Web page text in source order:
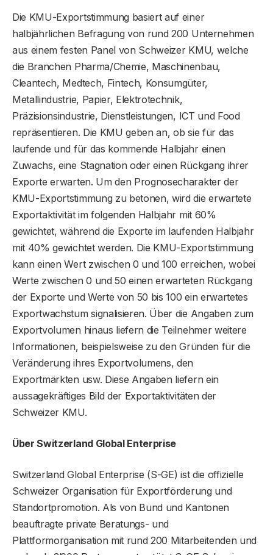
Die KMU-Exportstimmung basiert auf einer
halbjährlichen Befragung von rund 200 Unternehmen
aus einem festen Panel von Schweizer KMU, welche
die Branchen Pharma/Chemie, Maschinenbau,
Cleantech, Medtech, Fintech, Konsumgüter,
Metallindustrie, Papier, Elektrotechnik,
Präzisionsindustrie, Dienstleistungen, ICT und Food
repräsentieren. Die KMU geben an, ob sie für das
laufende und für das kommende Halbjahr einen
Zuwachs, eine Stagnation oder einen Rückgang ihrer
Exporte erwarten. Um den Prognosecharakter der
KMU-Exportstimmung zu betonen, wird die erwartete
Exportaktivität im folgenden Halbjahr mit 60%
gewichtet, während die Exporte im laufenden Halbjahr
mit 40% gewichtet werden. Die KMU-Exportstimmung
kann einen Wert zwischen 0 und 100 erreichen, wobei
Werte zwischen 0 und 50 einen erwarteten Rückgang
der Exporte und Werte von 50 bis 100 ein erwartetes
Exportwachstum signalisieren. Über die Angaben zum
Exportvolumen hinaus liefern die Teilnehmer weitere
Informationen, beispielsweise zu den Gründen für die
Veränderung ihres Exportvolumens, den
Exportmärkten usw. Diese Angaben liefern ein
aussagekräftiges Bild der Exportaktivitäten der
Schweizer KMU.
Über Switzerland Global Enterprise
Switzerland Global Enterprise (S-GE) ist die offizielle
Schweizer Organisation für Exportförderung und
Standortpromotion. Als von Bund und Kantonen
beauftragte private Beratungs- und
Plattformorganisation mit rund 200 Mitarbeitenden und